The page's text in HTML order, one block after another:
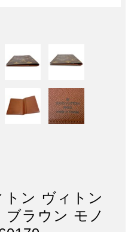
トン ヴィトン
ブラウン モノ